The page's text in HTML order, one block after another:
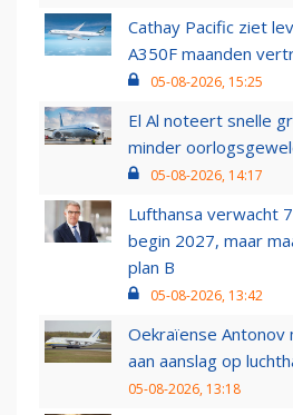
Cathay Pacific ziet
A350F maanden
05-08-2026, 15:25
El Al noteert snelle
minder
05-08-2026, 14:17
Lufthansa verwacht
begin 2027, maar
plan B
05-08-2026, 13:42
Oekraïense Antonov
aan aanslag op
05-08-2026, 13:18